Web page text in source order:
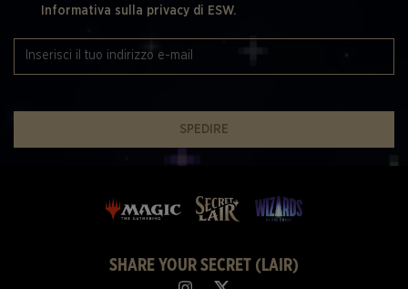
Informativa sulla privacy di ESW.
SPEDIRE
SHARE YOUR SECRET (LAIR)